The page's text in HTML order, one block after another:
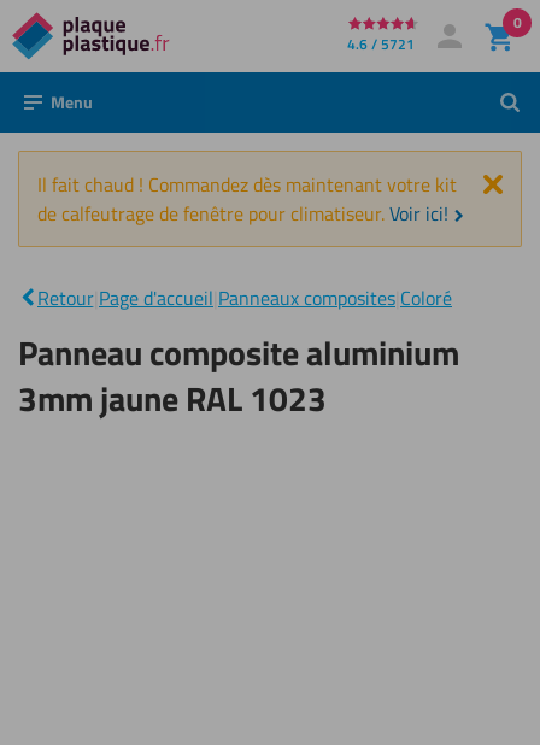
Directement
au
contenu
4.6 / 5721 Mon compte
Se connecter
0
Menu
Il fait chaud ! Commandez dès maintenant votre kit
de calfeutrage de fenêtre pour climatiseur.Voir ici!
Retour Page d'accueil Panneaux composites Coloré
Panneau
aluminium
3mm
1023
Panneau composite aluminium
3mm jaune RAL 1023